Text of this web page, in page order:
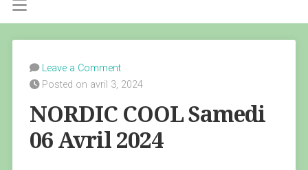
Leave a Comment
Posted on avril 3, 2024
NORDIC COOL Samedi
06 Avril 2024